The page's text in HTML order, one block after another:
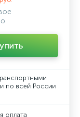
по всей России
оплата